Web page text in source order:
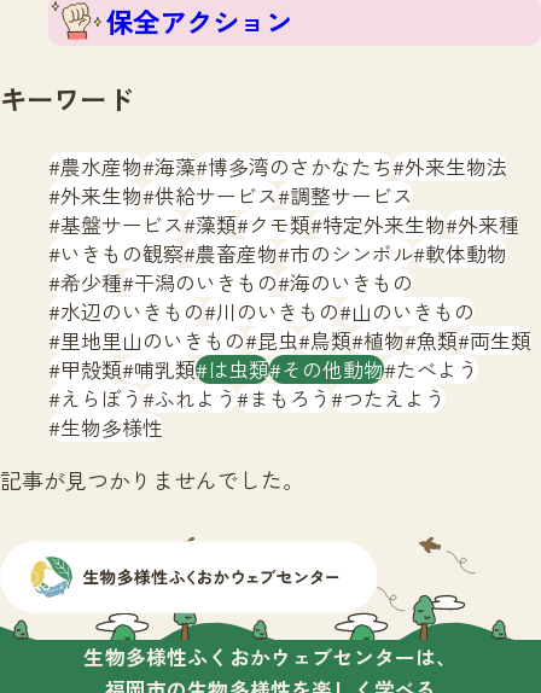
サイトマップ
保全アクション
キーワード
農水産物 海藻 博多湾のさかなたち 外来生物法
外来生物 供給サービス 調整サービス
基盤サービス 藻類 クモ類 特定外来生物 外来種
いきもの観察 農畜産物 市のシンボル 軟体動物
希少種 干潟のいきもの 海のいきもの
水辺のいきもの 川のいきもの 山のいきもの
里地里山のいきもの 昆虫 鳥類 植物 魚類 両生類
甲殻類 哺乳類 は虫類 その他動物 たべよう
えらぼう ふれよう まもろう つたえよう
生物多様性
記事が見つかりませんでした。
生物多様性ふくおかウェブセンターは、